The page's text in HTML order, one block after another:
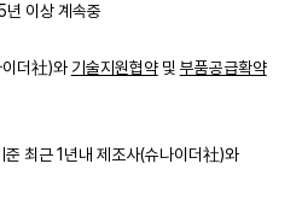
이상 계속중
더社)와 기술지원협약및 부품공급확약
근 1년내 제조사(슈나이더社)와